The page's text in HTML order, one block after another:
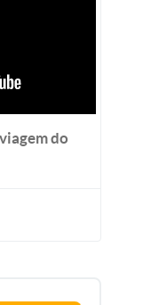
do